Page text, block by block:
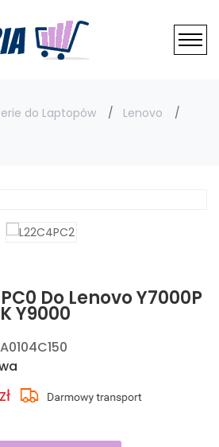
do Laptopów
Lenovo
Do Lenovo Y7000P
Y9000